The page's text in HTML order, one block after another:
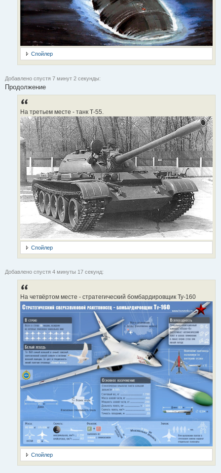
Спойлер
Добавлено спустя 7 минут 2 секунды:
Продолжение
На третьем месте - танк Т-55.
Спойлер
Добавлено спустя 4 минуты 17 секунд:
На четвёртом месте - стратегический бомбардировщик Ту-160
Спойлер